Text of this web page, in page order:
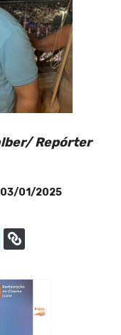
Repórter
03/01/2025